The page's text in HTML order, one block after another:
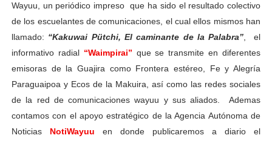
Wayuu, un periódico impreso que ha sido el resultado colectivo
de los escuelantes de comunicaciones, el cual ellos mismos han
llamado: “Kakuwai Pütchi, El caminante de la Palabra” , el
informativo radial “Waimpirai” que se transmite en diferentes
emisoras de la Guajira como Frontera estéreo, Fe y Alegría
Paraguaipoa y Ecos de la Makuira, así como las redes sociales
de la red de comunicaciones wayuu y sus aliados. Ademas
contamos con el apoyo estratégico de la Agencia Autónoma de
Noticias NotiWayuu en donde publicaremos a diario el